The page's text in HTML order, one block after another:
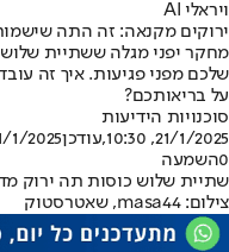
ויראלי AI
ירוקים מקנאה: זה התה
מחקר יפני מגלה ששתיית שלוש
שלכם מפני פגיעות. איך זה
על בריאותכם?
סוכנויות הידיעות
21/1/2025, 10:30
,עודכן2025, 10:30
0השמעה
שתיית שלוש כוסות תה ירוק
צילום: masa44, שאטרסטוק